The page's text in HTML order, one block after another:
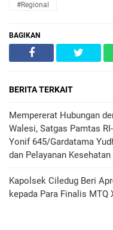
#Regional
BAGIKAN
BERITA TERKAIT
Mempererat Hubungan
Walesi, Satgas Pamtas
Yonif 645/Gardatama
dan Pelayanan Kesehatan
‎Kapolsek Ciledug Beri
kepada Para Finalis MTQ